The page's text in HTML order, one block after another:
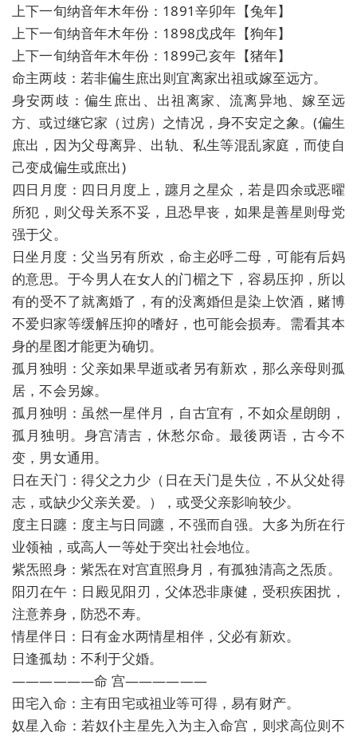
上下一旬纳音年木年份：1891辛卯年【兔年】
上下一旬纳音年木年份：1898戊戌年【狗年】
上下一旬纳音年木年份：1899己亥年【猪年】
命主两歧：若非偏生庶出则宜离家出祖或嫁至远方。
身安两歧：偏生庶出、出祖离家、流离异地、嫁至远
方、或过继它家（过房）之情况，身不安定之象。(偏生
庶出，因为父母离异、出轨、私生等混乱家庭，而使自
己变成偏生或庶出)
四日月度：四日月度上，躔月之星众，若是四余或恶曜
所犯，则父母关系不妥，且恐早丧，如果是善星则母党
强于父。
日坐月度：父当另有所欢，命主必呼二母，可能有后妈
的意思。于今男人在女人的门楣之下，容易压抑，所以
有的受不了就离婚了，有的没离婚但是染上饮酒，赌博
不爱归家等缓解压抑的嗜好，也可能会损寿。需看其本
身的星图才能更为确切。
孤月独明：父亲如果早逝或者另有新欢，那么亲母则孤
居，不会另嫁。
孤月独明：虽然一星伴月，自古宜有，不如众星朗朗，
孤月独明。身宫清吉，休愁尔命。最後两语，古今不
变，男女通用。
日在天门：得父之力少（日在天门是失位，不从父处得
志，或缺少父亲关爱。），或受父亲影响较少。
度主日躔：度主与日同躔，不强而自强。大多为所在行
业领袖，或高人一等处于突出社会地位。
紫炁照身：紫炁在对宫直照身月，有孤独清高之炁质。
阳刃在午：日殿见阳刃，父体恐非康健，受积疾困扰，
注意养身，防恐不寿。
情星伴日：日有金水两情星相伴，父必有新欢。
日逢孤劫：不利于父婚。
——————命 宫——————
田宅入命：主有田宅或祖业等可得，易有财产。
奴星入命：若奴仆主星先入为主入命宫，则求高位则不